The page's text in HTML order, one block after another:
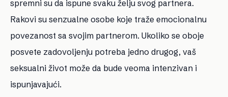
spremni su da ispune svaku želju svog partnera.
Rakovi su senzualne osobe koje traže emocionalnu
povezanost sa svojim partnerom. Ukoliko se oboje
posvete zadovoljenju potreba jedno drugog, vaš
seksualni život može da bude veoma intenzivan i
ispunjavajući.